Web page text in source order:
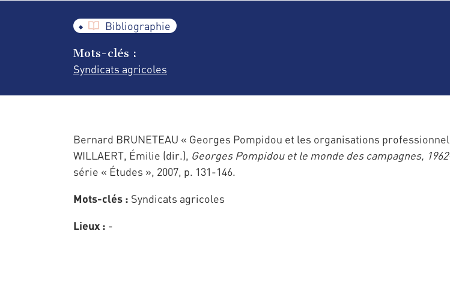
Bibliographie
Mots-clés :
Syndicats agricoles
Bernard BRUNETEAU « Georges Pompidou et les organisations
WILLAERT, Émilie (dir.), Georges Pompidou et le monde des campagnes,
série « Études », 2007, p. 131-146.
Mots-clés : Syndicats agricoles
Lieux : -